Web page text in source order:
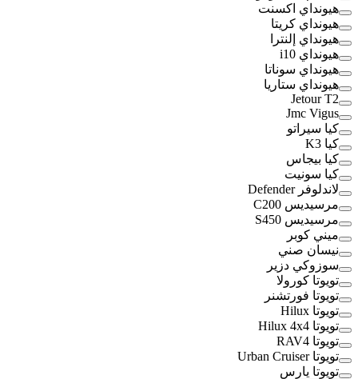
هيونداي اكسنت
هيونداي كريتا
هيونداي إلنترا
هيونداي i10
هيونداي سوناتا
هيونداي ستاريا
Jetour T2
Jmc Vigus
كيا سيراتو
كيا K3
كيا بيجاس
كيا سونيت
لاندلوفر Defender
مرسيديس C200
مرسيديس S450
ميني كوبر
نيسان صني
سوزوكي دزير
تويوتا كورولا
تويوتا فورتشنر
تويوتا Hilux
تويوتا Hilux 4x4
تويوتا RAV4
تويوتا Urban Cruiser
تويوتا يارس